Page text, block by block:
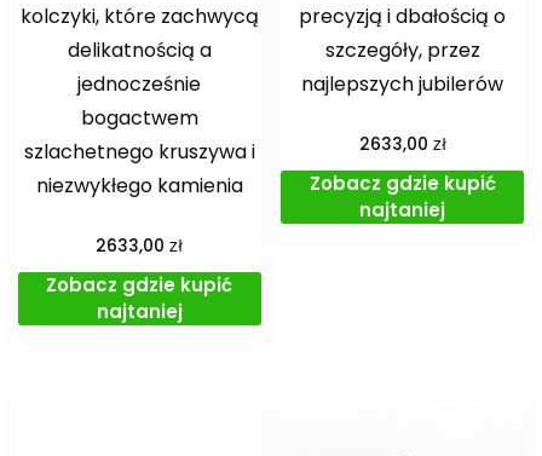
kolczyki, które zachwycą
delikatnością a
jednocześnie
bogactwem
szlachetnego kruszywa i
niezwykłego kamienia
2633,00zł
Zobacz gdzie kupić
najtaniej
precyzją i dbałością o
szczegóły, przez
najlepszych jubilerów
2633,00 zł
Zobacz gdzie kupić
najtaniej